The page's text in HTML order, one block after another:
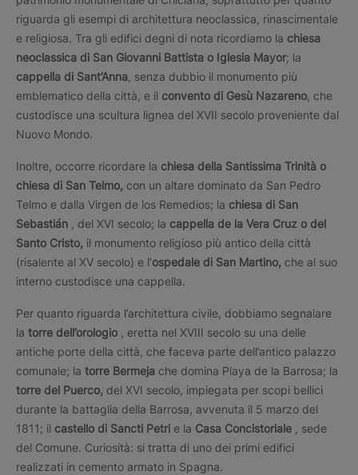
riguarda gli esempi di architettura neoclassica, rinascimentale
e religiosa. Tra gli edifici degni di nota ricordiamo la chiesa
neoclassica di San Giovanni Battista o Iglesia Mayor; la
cappella di Sant’Anna , senza dubbio il monumento più
emblematico della città, e il convento di Gesù Nazareno , che
custodisce una scultura lignea del XVII secolo proveniente dal
Nuovo Mondo.
Inoltre, occorre ricordare la chiesa della Santissima Trinità o
chiesa di San Telmo, con un altare dominato da San Pedro
Telmo e dalla Virgen de los Remedios; la chiesa di San
Sebastián
, del XVI secolo; la cappella de la Vera Cruz o del
Santo Cristo, il monumento religioso più antico della città
(risalente al XV secolo) e l’ospedale di San Martino, che al suo
interno custodisce una cappella.
Per quanto riguarda l’architettura civile, dobbiamo segnalare
la torre dell’orologio
, eretta nel XVIII secolo su una delle
antiche porte della città, che faceva parte dell’antico palazzo
comunale; la torre Bermeja che domina Playa de la Barrosa; la
torre del Puerco, del XVI secolo, impiegata per scopi bellici
durante la battaglia della Barrosa, avvenuta il 5 marzo del
1811; il castello di Sancti Petri e la Casa Concistoriale
, sede
del Comune. Curiosità: si tratta di uno dei primi edifici
realizzati in cemento armato in Spagna.